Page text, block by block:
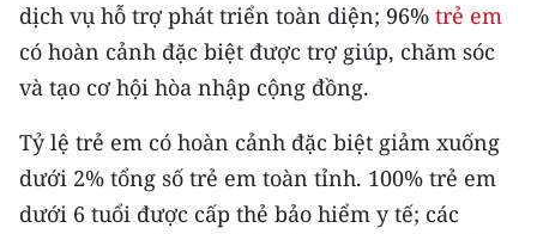
54 DÂN TỘC VIỆT NAM
CHƯƠNG TRÌNH OCOP - MỖI XÃ
dịch vụ hỗ trợ phát triển toàn diện; 96% trẻ em
có hoàn cảnh đặc biệt được trợ giúp, chăm sóc
và tạo cơ hội hòa nhập cộng đồng.
Tỷ lệ trẻ em có hoàn cảnh đặc biệt giảm xuống
dưới 2% tổng số trẻ em toàn tỉnh. 100% trẻ em
dưới 6 tuổi được cấp thẻ bảo hiểm y tế; các